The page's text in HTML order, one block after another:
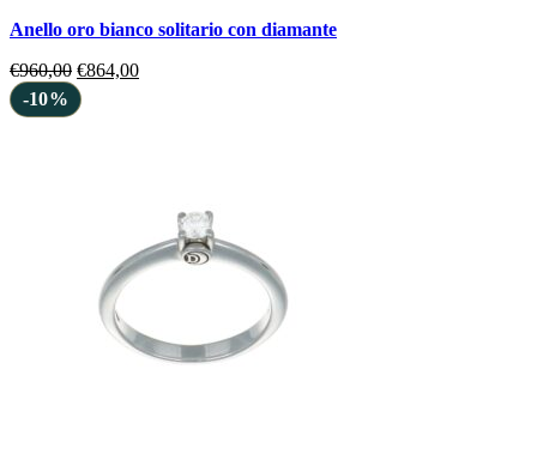
anello oro bianco solitario con diamante
€960,00 €864,00
-10%